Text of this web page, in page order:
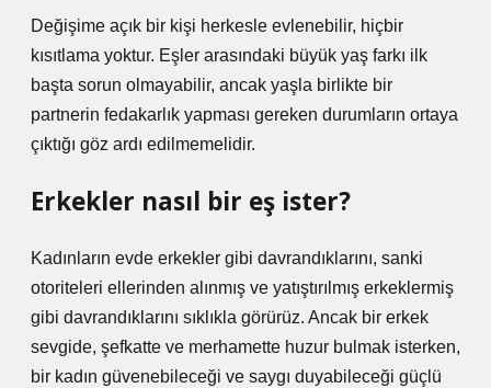
Değişime açık bir kişi herkesle evlenebilir, hiçbir
kısıtlama yoktur. Eşler arasındaki büyük yaş farkı ilk
başta sorun olmayabilir, ancak yaşla birlikte bir
partnerin fedakarlık yapması gereken durumların ortaya
çıktığı göz ardı edilmemelidir.
Erkekler nasıl bir eş ister?
Kadınların evde erkekler gibi davrandıklarını, sanki
otoriteleri ellerinden alınmış ve yatıştırılmış erkeklermiş
gibi davrandıklarını sıklıkla görürüz. Ancak bir erkek
sevgide, şefkatte ve merhamette huzur bulmak isterken,
bir kadın güvenebileceği ve saygı duyabileceği güçlü